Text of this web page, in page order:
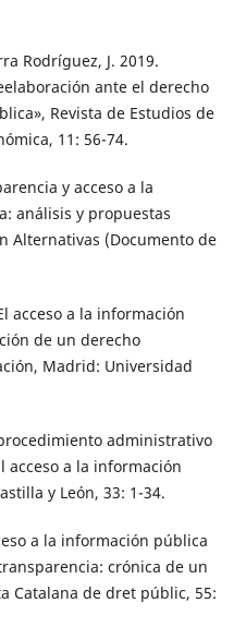
Rodríguez, J. 2019.
ante el derecho
Revista de Estudios de
11: 56-74.
y acceso a la
análisis y propuestas
Alternativas (Documento de
acceso a la información
de un derecho
Madrid: Universidad
administrativo
acceso a la información
y León, 33: 1-34.
a la información pública
crónica de un
Catalana de dret públic, 55: